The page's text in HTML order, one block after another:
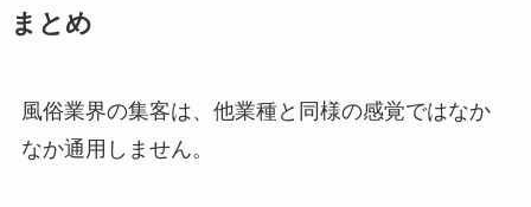
まとめ
風俗業界の集客は、他業種と同様の感覚ではなか
なか通用しません。